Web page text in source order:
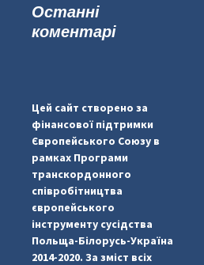
Останні
коментарі
Цей сайт створено за
фінансової підтримки
Європейського Союзу в
рамках Програми
транскордонного
співробітництва
європейського
інструменту сусідства
Польща-Білорусь-Україна
2014-2020. За зміст всіх